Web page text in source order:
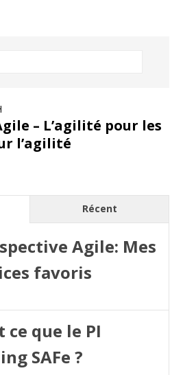
– L’agilité pour les
l’agilité
Récent
Agile: Mes
favoris
ce que le PI
SAFe ?